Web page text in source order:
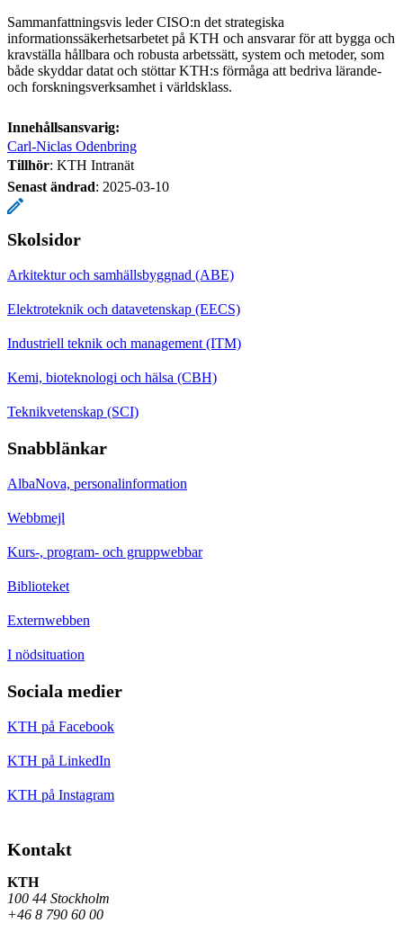
Sammanfattningsvis leder CISO:n det strategiska
informationssäkerhetsarbetet på KTH och ansvarar för att bygga och
kravställa hållbara och robusta arbetssätt, system och metoder, som
både skyddar datat och stöttar KTH:s förmåga att bedriva lärande-
och forskningsverksamhet i världsklass.
Innehållsansvarig:
Carl-Niclas Odenbring
Tillhör: KTH Intranät
Senast ändrad: 2025-03-10
Skolsidor
Arkitektur och samhällsbyggnad (ABE)
Elektroteknik och datavetenskap (EECS)
Industriell teknik och management (ITM)
Kemi, bioteknologi och hälsa (CBH)
Teknikvetenskap (SCI)
Snabblänkar
AlbaNova, personalinformation
Webbmejl
Kurs-, program- och gruppwebbar
Biblioteket
Externwebben
I nödsituation
Sociala medier
KTH på Facebook
KTH på LinkedIn
KTH på Instagram
Kontakt
KTH
100 44 Stockholm
+46 8 790 60 00